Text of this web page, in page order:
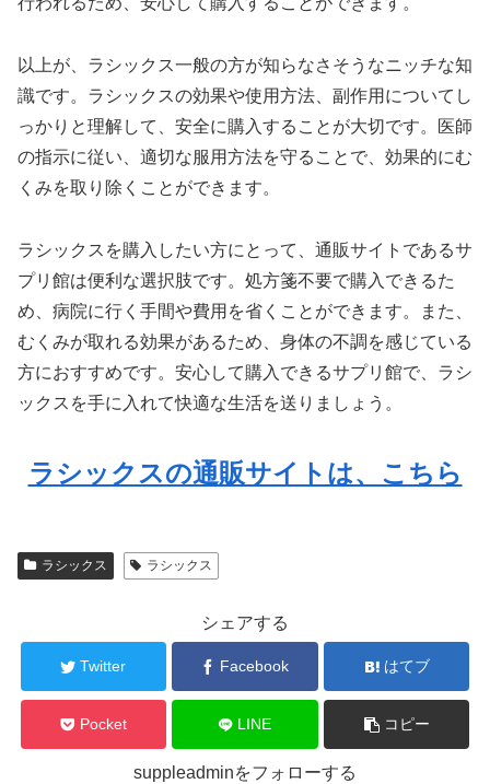
以上が、ラシックス一般の方が知らなさそうなニッチな知
識です。ラシックスの効果や使用方法、副作用についてし
っかりと理解して、安全に購入することが大切です。医師
の指示に従い、適切な服用方法を守ることで、効果的にむ
くみを取り除くことができます。
ラシックスを購入したい方にとって、通販サイトであるサ
プリ館は便利な選択肢です。処方箋不要で購入できるた
め、病院に行く手間や費用を省くことができます。また、
むくみが取れる効果があるため、身体の不調を感じている
方におすすめです。安心して購入できるサプリ館で、ラシ
ックスを手に入れて快適な生活を送りましょう。
ラシックスの通販サイトは、こちら
ラシックス ラシックス
シェアする
Twitter Facebook はてブ
Pocket LINE コピー
suppleadminをフォローする